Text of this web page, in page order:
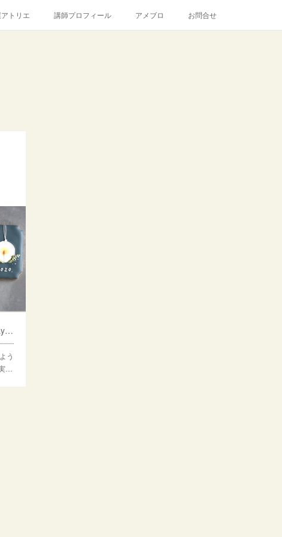
トリエ 講師プロフィール アメブロ お問合せ
クリスマスシーズンの１Dayレッスンについて
う
…